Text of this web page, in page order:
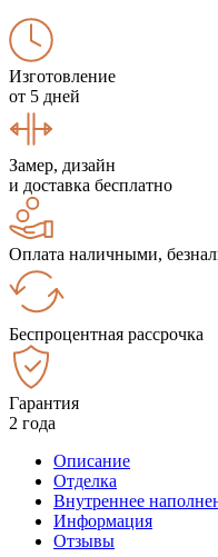
Изготовление
от 5 дней
Замер, дизайн
и доставка бесплатно
Оплата наличными,
Беспроцентная рассрочка
Гарантия
2 года
Описание
Отделка
Внутреннее
Информация
Отзывы